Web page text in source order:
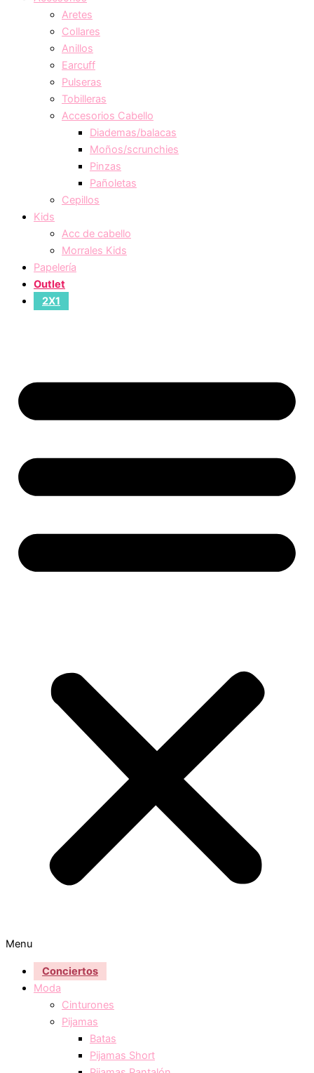
Aretes
Collares
Anillos
Earcuff
Pulseras
Tobilleras
Accesorios Cabello
Diademas/balacas
Moños/scrunchies
Pinzas
Pañoletas
Cepillos
Kids
Acc de cabello
Morrales Kids
Papelería
Outlet
2X1
Menu
Conciertos
Moda
Cinturones
Pijamas
Batas
Pijamas Short